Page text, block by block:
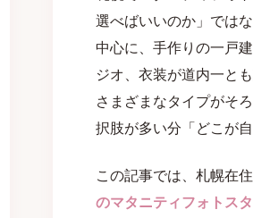
選べばいいのか」では
中心に、手作りの一戸
ジオ、衣装が道内一と
さまざまなタイプがそ
択肢が多い分「どこが
この記事では、札幌在
のマタニティフォトス